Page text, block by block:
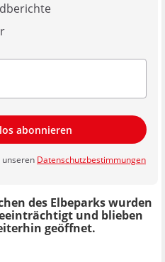
abonnieren
Datenschutzbestimmungen
des Elbeparks wurden
und blieben
geöffnet.